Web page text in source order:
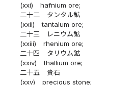
(xxi)
hafnium ore;
二十二
タンタル鉱
(xxii)
tantalum ore;
二十三
レニウム鉱
(xxiii)
rhenium ore;
二十四
タリウム鉱
(xxiv)
thallium ore;
二十五
貴石
(xxv)
precious stone;